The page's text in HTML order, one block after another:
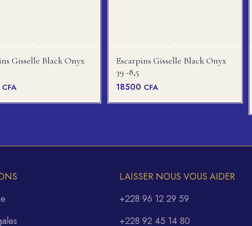
Gisselle Black Onyx
CFA
Escarpins Gisselle Black Onyx
39 -8,5
18500 CFA
LAISSER NOUS VOUS AIDER
+228 96 12 29 59
+228 92 45 14 80